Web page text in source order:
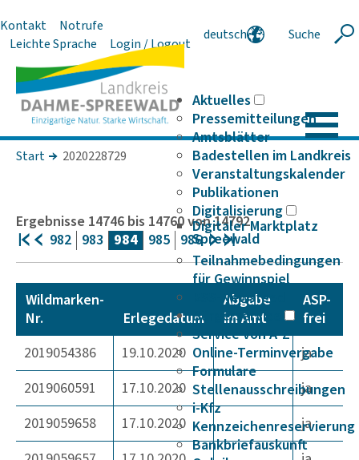
Kontakt
Notrufe
Leichte Sprache
Login / Logout
deutsch
Suche
Aktuelles
Pressemitteilungen
Amtsblätter
Badestellen im Landkreis
Veranstaltungskalender
Publikationen
Digitalisierung
Digitaler Marktplatz
Spreewald
Teilnahmebedingungen
für Gewinnspiel
RSS-Newsfeed
Bürgerservice
Service von A-Z
Online-Terminvergabe
Formulare
Stellenausschreibungen
i-Kfz
Kennzeichenreservierung
Bankbriefauskunft
Start 2020228729
Ergebnisse 14746 bis 14760von14792
982 983 984 985 986
Wildmarken-
Nr.
Erlegedatum
Abgabe
im Amt
ASP-
frei
2019054386
19.10.2020
ja
2019060591
17.10.2020
ja
2019059658
17.10.2020
ja